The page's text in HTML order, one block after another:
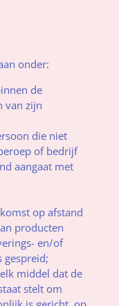
onder:
de
van zijn
die niet
of bedrijf
aangaat met
op afstand
producten
en/of
gespreid;
elk middel dat de
stelt om